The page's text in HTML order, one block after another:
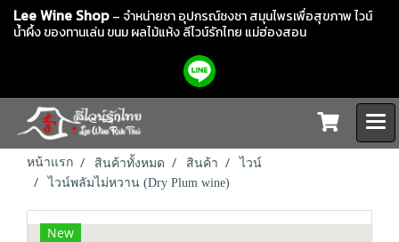
Lee Wine Shop– จำหน่ายชา อุปกรณ์ชงชา สมุนไพรเพื่อสุขภาพ ไวน์
น้ำผึ้ง ของทานเล่น ขนม ผลไม้แห้งลีไวน์รักไทย แม่ฮ่องสอน
หน้าแรก สินค้าทั้งหมด สินค้า
ไวน์
ไวน์พลัมไม่หวาน (Dry Plum wine)
New